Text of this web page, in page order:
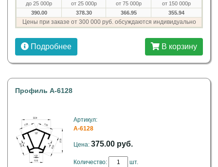
до 25 000р от 25 000р от 75 000р
от 150 000р
390.00
378.30 366.95 355.94
Цены при заказе от 300 000 руб. обсуждаются индивидуально
Подробнее В корзину
Профиль A-6128
Артикул:
A-6128
Цена: 375.00 руб.
Количество: шт.